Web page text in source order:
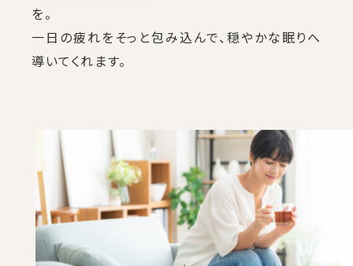
を。
一日の疲れをそっと包み込んで、穏やかな眠りへ
導いてくれます。